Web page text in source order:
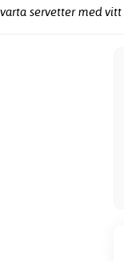
servetter med